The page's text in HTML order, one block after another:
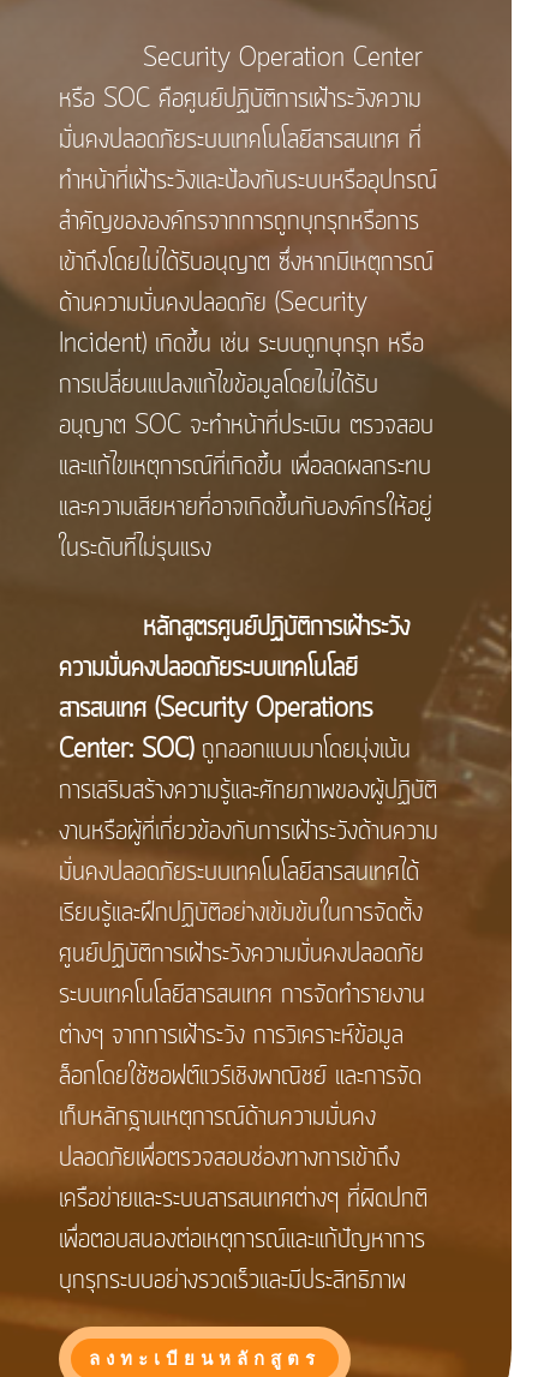
Security Operation Center
หรือ SOC คือศูนย์ปฏิบัติการเฝ้าระวังความ
มั่นคงปลอดภัยระบบเทคโนโลยีสารสนเทศ ที่
ทำหน้าที่เฝ้าระวังและป้องกันระบบหรืออุปกรณ์
สำคัญขององค์กรจากการถูกบุกรุกหรือการ
เข้าถึงโดยไม่ได้รับอนุญาต ซึ่งหากมีเหตุการณ์
ด้านความมั่นคงปลอดภัย (Security
Incident) เกิดขึ้น เช่น ระบบถูกบุกรุก หรือ
การเปลี่ยนแปลงแก้ไขข้อมูลโดยไม่ได้รับ
อนุญาต SOC จะทำหน้าที่ประเมิน ตรวจสอบ
และแก้ไขเหตุการณ์ที่เกิดขึ้น เพื่อลดผลกระทบ
และความเสียหายที่อาจเกิดขึ้นกับองค์กรให้อยู่
ในระดับที่ไม่รุนแรง
หลักสูตรศูนย์ปฏิบัติการเฝ้าระวัง
ความมั่นคงปลอดภัยระบบเทคโนโลยี
สารสนเทศ (Security Operations
Center: SOC)ถูกออกแบบมาโดยมุ่งเน้น
การเสริมสร้างความรู้และศักยภาพของผู้ปฏิบัติ
งานหรือผู้ที่เกี่ยวข้องกับการเฝ้าระวังด้านความ
มั่นคงปลอดภัยระบบเทคโนโลยีสารสนเทศได้
เรียนรู้และฝึกปฏิบัติอย่างเข้มข้นในการจัดตั้ง
ศูนย์ปฏิบัติการเฝ้าระวังความมั่นคงปลอดภัย
ระบบเทคโนโลยีสารสนเทศ การจัดทำรายงาน
ต่างๆ จากการเฝ้าระวัง การวิเคราะห์ข้อมูล
ล็อกโดยใช้ซอฟต์แวร์เชิงพาณิชย์ และการจัด
เก็บหลักฐานเหตุการณ์ด้านความมั่นคง
ปลอดภัยเพื่อตรวจสอบช่องทางการเข้าถึง
เครือข่ายและระบบสารสนเทศต่างๆ ที่ผิดปกติ
เพื่อตอบสนองต่อเหตุการณ์และแก้ปัญหาการ
บุกรุกระบบอย่างรวดเร็วและมีประสิทธิภาพ
ลงทะเบียนหลักสูตร